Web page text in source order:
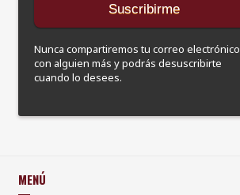
Nunca compartiremos tu correo electrónico
con alguien más y podrás desuscribirte
cuando lo desees.
MENÚ